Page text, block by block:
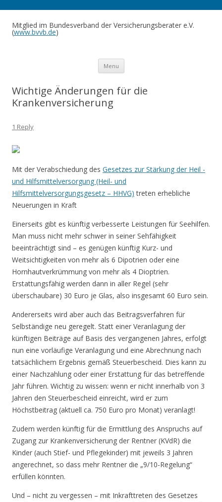
Mitglied im Bundesverband der Versicherungsberater e.V.
(www.bvvb.de)
Menu Skip to content
Wichtige Änderungen für die
Krankenversicherung
1 Reply
Mit der Verabschiedung des Gesetzes zur Stärkung der Heil -
und Hilfsmittelversorgung (Heil- und
Hilfsmittelversorgungsgesetz – HHVG) treten erhebliche
Neuerungen in Kraft
Einerseits gibt es künftig verbesserte Leistungen für Seehilfen.
Man muss nicht mehr schwer in seiner Sehfähigkeit
beeinträchtigt sind – es genügen künftig Kurz- und
Weitsichtigkeiten von mehr als 6 Dipotrien oder eine
Hornhautverkrümmung von mehr als 4 Dioptrien.
Erstattungsfähig werden dann in aller Regel (sehr
überschaubare) 30 Euro je Glas, also insgesamt 60 Euro sein.
Andererseits wird aber auch das Beitragsverfahren für
Selbständige neu geregelt. Statt einer Veranlagung der
künftigen Beiträge auf Basis des vergangenen Jahres, erfolgt
nun eine vorläufige Veranlagung und eine Abrechnung nach
tatsächlichem Ergebnis gemäß Steuerbescheid. Dies kann zu
einer Nachzahlung oder einer Erstattung für das betreffende
Jahr führen. Wichtig zu wissen: wenn er nicht innerhalb von 3
Jahren den Steuerbescheid einreicht, wird er zum
Höchstbeitrag (aktuell ca. 750 Euro pro Monat) veranlagt!
Zudem werden künftig für die Ermittlung des Anspruchs auf
Zugang zur Krankenversicherung der Rentner (KVdR) die
Kinder (auch Stief- und Pflegekinder) mit jeweils 3 Jahren
angerechnet, so dass mehr Rentner die „9/10-Regelung“
erfüllen könnten.
Und – nicht zu vergessen – mit Inkrafttreten des Gesetzes